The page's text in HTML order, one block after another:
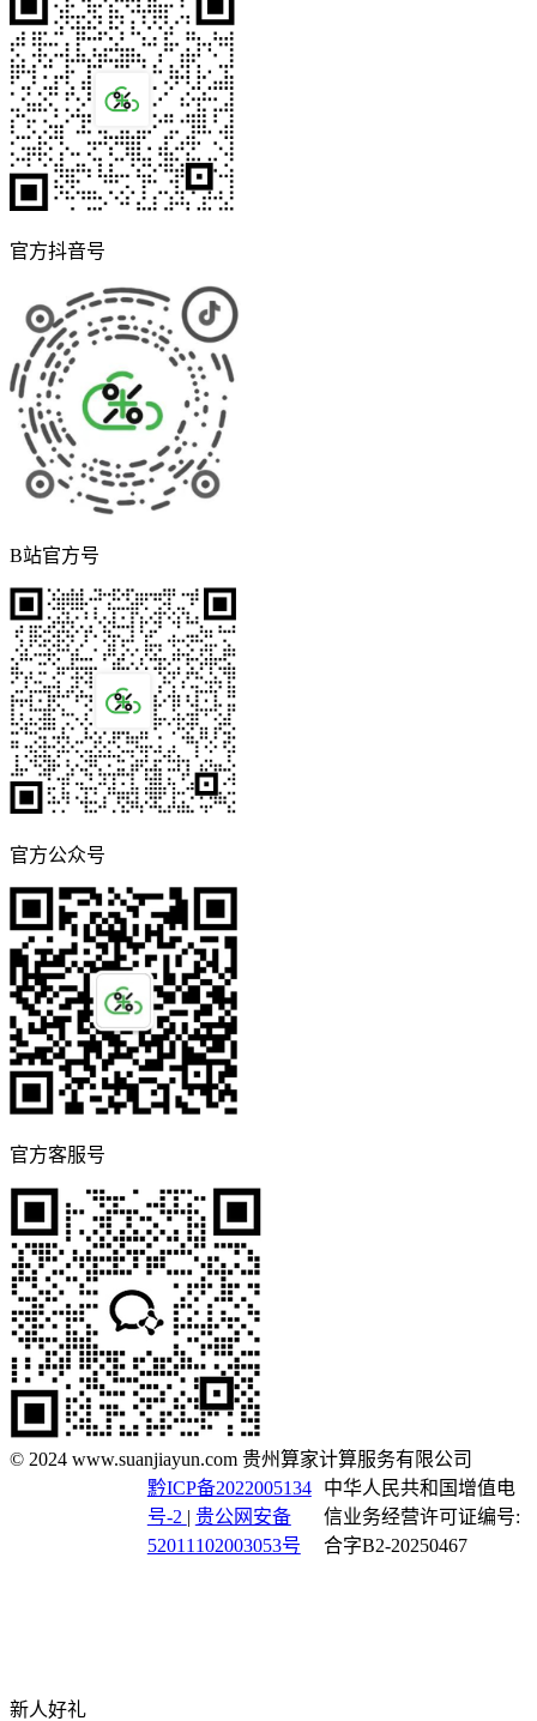
官方抖音号
B站官方号
官方公众号
官方客服号
© 2024 www.suanjiayun.com 贵州算家计算服务有限公司
黔ICP备2022005134
号-2 | 贵公网安备
52011102003053号
中华人民共和国增值电
信业务经营许可证编号:
合字B2-20250467
新人好礼